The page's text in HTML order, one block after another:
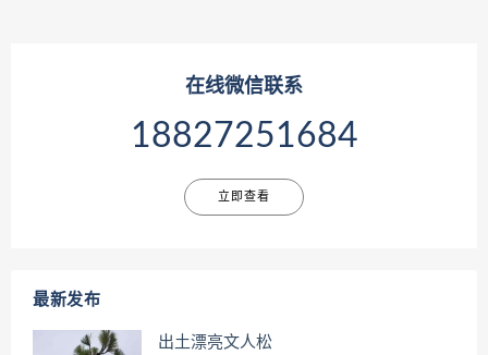
在线微信联系
18827251684
立即查看
最新发布
出土漂亮文人松